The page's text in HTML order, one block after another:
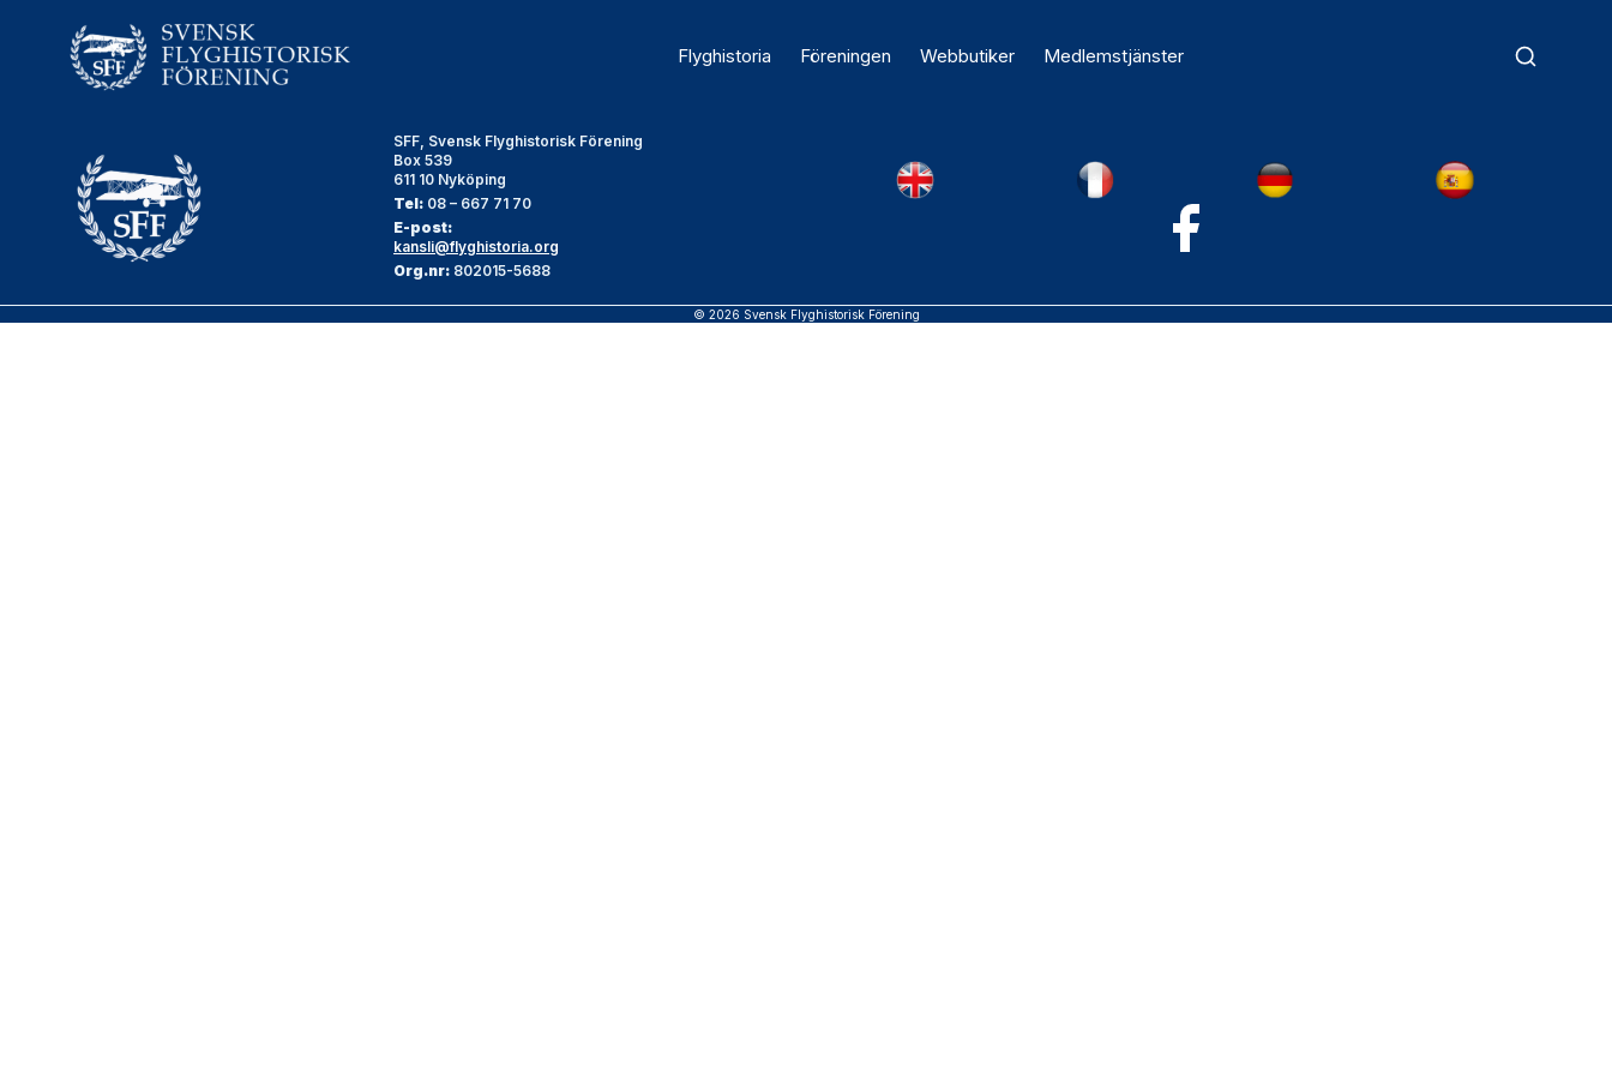
Flyghistoria Föreningen Webbutiker Medlemstjänster
SFF, Svensk Flyghistorisk Förening
Box 539
611 10 Nyköping
Tel: 08 – 667 71 70
E-post:
kansli@flyghistoria.org
Org.nr: 802015-5688
© 2026 Svensk Flyghistorisk Förening